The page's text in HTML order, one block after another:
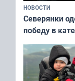
НОВОСТИ
Северянки
победу в
«Мисс и
Русь»